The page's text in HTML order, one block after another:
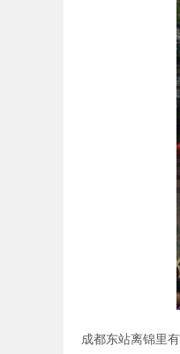
成都东站离锦里